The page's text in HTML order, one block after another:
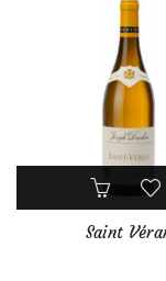
Saint